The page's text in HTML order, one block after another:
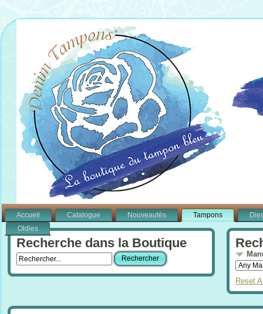
Accueil Catalogue Nouveautés Tampons
Oldies
Recherche dans la Boutique
Reset